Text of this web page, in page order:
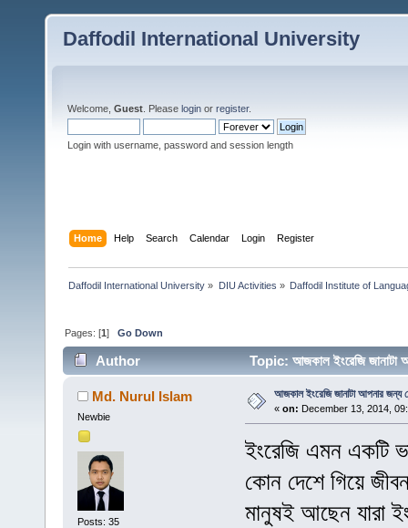
Daffodil International University
Welcome, Guest . Please login or register.
Login with username, password and session length
Home Help Search Calendar Login Register
Daffodil International University » DIU Activities » Daffodil Institute of
Pages: [1]Go Down
Author Topic: আজকাল ইংরেজি
Md. Nurul Islam
Newbie
Posts: 35
আজকাল ইংরেজি জানাটা আপনার
« on: December 13, 2014,
ইংরেজি এমন একটি
কোন দেশে গিয়ে
মানুষই আছেন যারা